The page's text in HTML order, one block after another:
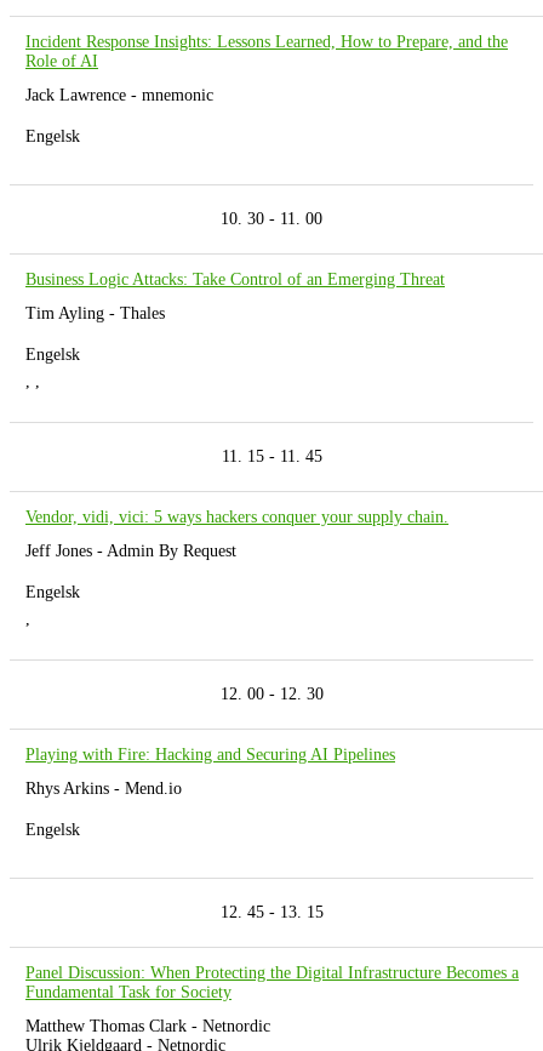
Incident Response Insights: Lessons Learned, How to Prepare, and the
Role of AI
Jack Lawrence - mnemonic
Engelsk
10. 30 - 11. 00
Business Logic Attacks: Take Control of an Emerging Threat
Tim Ayling - Thales
Engelsk
, ,
11. 15 - 11. 45
Vendor, vidi, vici: 5 ways hackers conquer your supply chain.
Jeff Jones - Admin By Request
Engelsk
,
12. 00 - 12. 30
Playing with Fire: Hacking and Securing AI Pipelines
Rhys Arkins - Mend.io
Engelsk
12. 45 - 13. 15
Panel Discussion: When Protecting the Digital Infrastructure Becomes a
Fundamental Task for Society
Matthew Thomas Clark - Netnordic
Ulrik Kjeldgaard - Netnordic